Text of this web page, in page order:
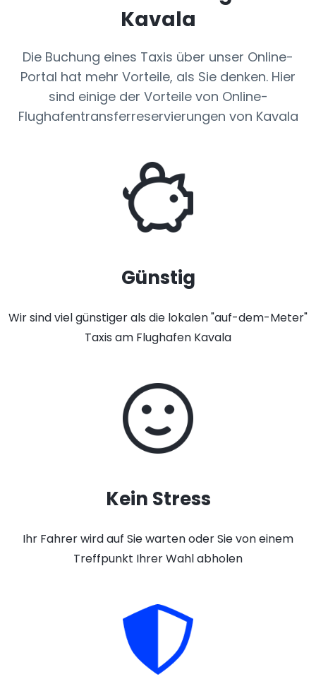
Kavala
Die Buchung eines Taxis über unser Online-
Portal hat mehr Vorteile, als Sie denken. Hier
sind einige der Vorteile von Online-
Flughafentransferreservierungen von Kavala
Günstig
Wir sind viel günstiger als die lokalen "auf-dem-Meter"
Taxis am Flughafen Kavala
Kein Stress
Ihr Fahrer wird auf Sie warten oder Sie von einem
Treffpunkt Ihrer Wahl abholen